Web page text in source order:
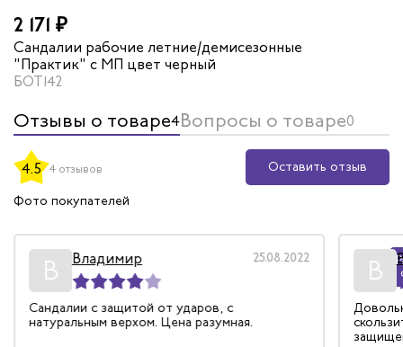
2 171 ₽
Сандалии рабочие летние/демисезонные
"Практик" с МП цвет черный
БОТ142
Отзывы о товаре4Вопросы о товаре0
4.5 4 отзывов
Оставить отзыв
Фото покупателей
В Владимир 25.08.2022
Сандалии с защитой от ударов, с
натуральным верхом. Цена разумная.
В